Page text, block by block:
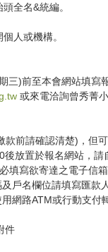
全名&統編。
人或機構。
三)前至本會網站填
或來電洽詢曾秀菁
前請確認清楚)，但
放置於報名網站，請
填寫欲寄達之電子信
戶名欄位請填寫匯款
網路ATM或行動支付
件